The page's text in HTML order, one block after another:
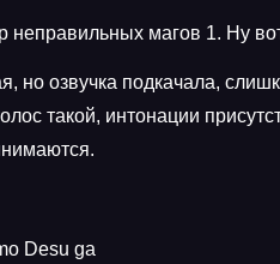
неправильных магов 1. Ну
но озвучка подкачала,
такой, интонации
Desu ga